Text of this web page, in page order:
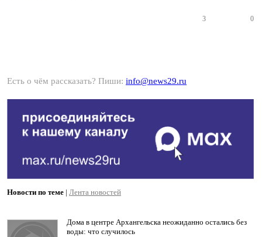
3 0
Есть о чём рассказать? Пиши: info@news29.ru
Новости по теме | Лента новостей
Дома в центре Архангельска неожиданно остались без
воды: что случилось